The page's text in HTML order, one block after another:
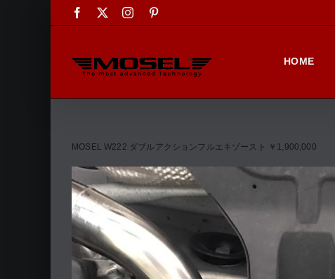
Facebook InstagramPinterest
HOME
MOSEL W222 ダブルアクションフルエキゾースト ￥1,900,000